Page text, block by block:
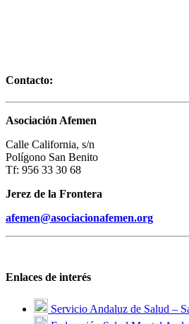
Contacto:
Asociación Afemen
Calle California, s/n
Polígono San Benito
Tf: 956 33 30 68
Jerez de la Frontera
afemen@asociacionafemen.org
Enlaces de interés
Servicio Andaluz de Salud –